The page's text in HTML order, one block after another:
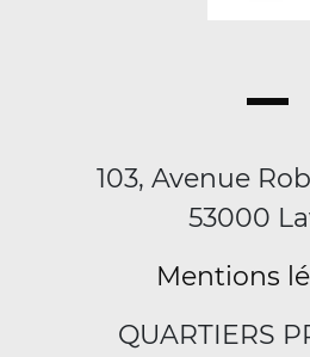
103, Avenue
53000
Mentions
QUARTIERS